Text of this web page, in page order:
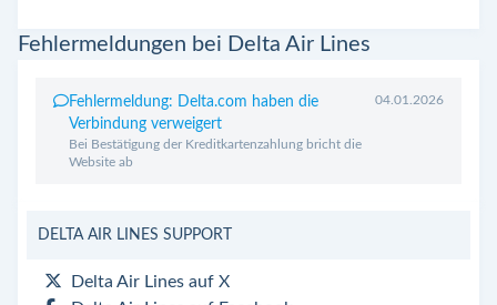
Fehlermeldungen bei Delta Air Lines
Fehlermeldung: Delta.com haben die
Verbindung verweigert
Bei Bestätigung der Kreditkartenzahlung bricht die
Website ab
04.01.2026
DELTA AIR LINES SUPPORT
Delta Air Lines auf X